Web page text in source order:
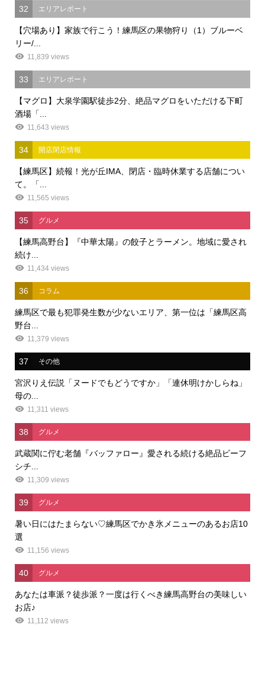
32 エリアレポート
【穴場あり】家族で行こう！練馬区の果物狩り（1）ブルーベ
リー/...
11,839 views
33 エリアレポート
【マグロ】大泉学園駅徒歩2分、絶品マグロをいただける下町
酒場「...
11,643 views
34 開店閉店情報
【練馬区】続報！光が丘IMA、閉店・臨時休業する店舗につい
て。「...
11,565 views
35 グルメ
【練馬高野台】『中華太陽』の餃子とラーメン。地域に愛され
続け...
11,434 views
36 コラム
練馬区で最も犯罪発生数が少ないエリア、第一位は「練馬区高
野台...
11,379 views
37 その他
宮沢りえ伝説「ヌードでもどうですか」「連休明けかしらね」
母の...
11,311 views
38 グルメ
武蔵関に佇む老舗『バッファロー』愛される続ける絶品ビーフ
シチ...
11,309 views
39 グルメ
暑い日にはたまらない♡練馬区でかき氷メニューのあるお店10
選
11,156 views
40 グルメ
あなたは車派？徒歩派？一度は行くべき練馬高野台の美味しい
お店♪
11,112 views